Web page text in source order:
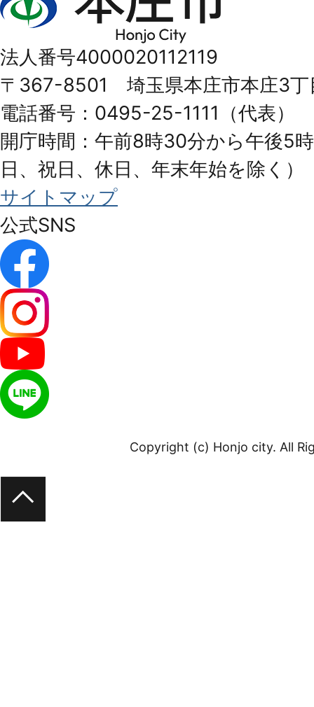
庄
Honjo
City
法人番号4000020112119
〒367-8501 埼玉県本庄市本庄3丁
電話番号：0495-25-1111（代表）
開庁時間：午前8時30分から午後5
日、祝日、休日、年末年始を除く）
サイトマップ
公式SNS
Copyright (c) Honjo city. All